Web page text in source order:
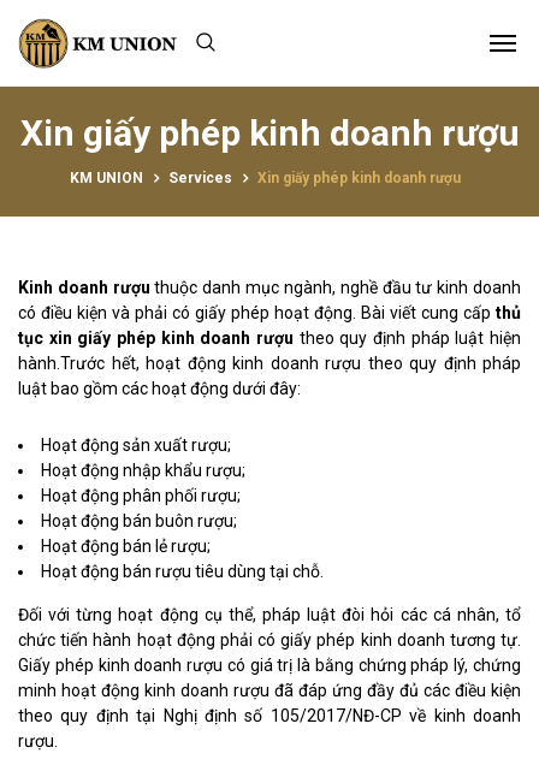
Xin giấy phép kinh doanh rượu
KM UNION Services Xin giấy phép kinh doanh rượu
Kinh doanh rượu thuộc danh mục ngành, nghề đầu tư kinh doanh
có điều kiện và phải có giấy phép hoạt động. Bài viết cung cấp thủ
tục xin giấy phép kinh doanh rượu theo quy định pháp luật hiện
hành.Trước hết, hoạt động kinh doanh rượu theo quy định pháp
luật bao gồm các hoạt động dưới đây:
Hoạt động sản xuất rượu;
Hoạt động nhập khẩu rượu;
Hoạt động phân phối rượu;
Hoạt động bán buôn rượu;
Hoạt động bán lẻ rượu;
Hoạt động bán rượu tiêu dùng tại chỗ.
Đối với từng hoạt động cụ thể, pháp luật đòi hỏi các cá nhân, tổ
chức tiến hành hoạt động phải có giấy phép kinh doanh tương tự.
Giấy phép kinh doanh rượu có giá trị là bằng chứng pháp lý, chứng
minh hoạt động kinh doanh rượu đã đáp ứng đầy đủ các điều kiện
theo quy định tại Nghị định số 105/2017/NĐ-CP về kinh doanh
rượu.